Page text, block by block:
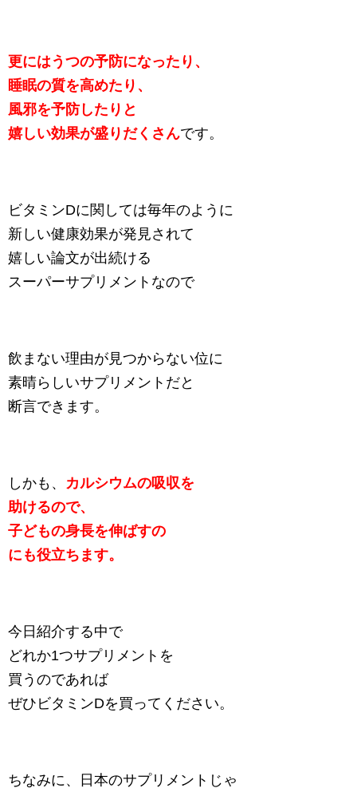
更にはうつの予防になったり、
睡眠の質を高めたり、
風邪を予防したりと
嬉しい効果が盛りだくさんです。
ビタミンDに関しては毎年のように
新しい健康効果が発見されて
嬉しい論文が出続ける
スーパーサプリメントなので
飲まない理由が見つからない位に
素晴らしいサプリメントだと
断言できます。
しかも、 カルシウムの吸収を
助けるので、
子どもの身長を伸ばすの
にも役立ちます。
今日紹介する中で
どれか1つサプリメントを
買うのであれば
ぜひビタミンDを買ってください。
ちなみに、日本のサプリメントじゃ